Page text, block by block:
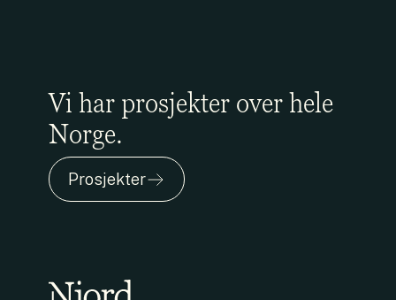
Vi har prosjekter over hele
Norge.
Prosjekter